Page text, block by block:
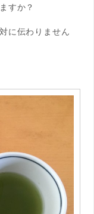
すか？
に伝わりません